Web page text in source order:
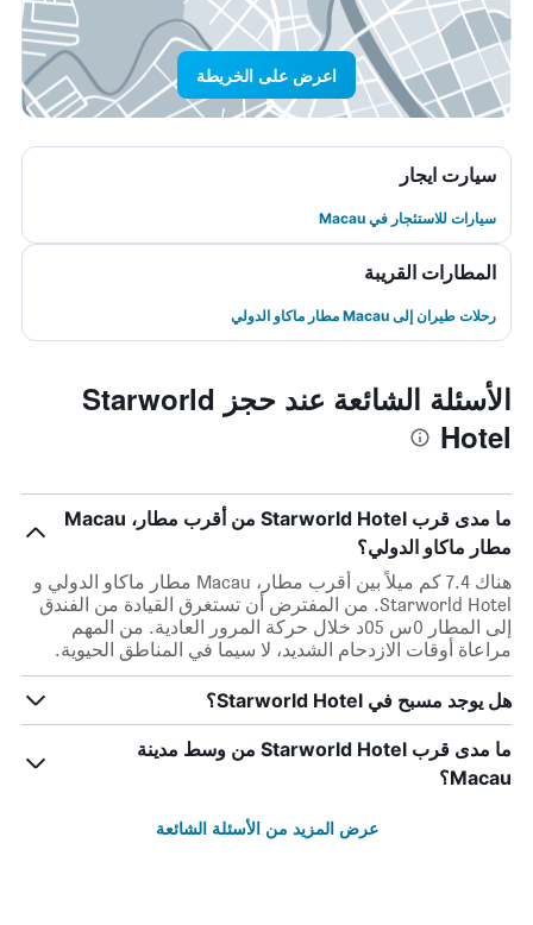
اعرض على الخريطة
سيارت ايجار
سيارات للاستئجار في Macau
المطارات القريبة
رحلات طيران إلى Macau مطار ماكاو الدولي
الأسئلة الشائعة عند حجز Starworld
Hotel
ما مدى قرب Starworld Hotel من أقرب مطار، Macau
مطار ماكاو الدولي؟
هناك 7.4 كم ميلاً بين أقرب مطار، Macau مطار ماكاو الدولي و
Starworld Hotel. من المفترض أن تستغرق القيادة من الفندق
إلى المطار 0س 05د خلال حركة المرور العادية. من المهم
مراعاة أوقات الازدحام الشديد، لا سيما في المناطق الحيوية.
هل يوجد مسبح في Starworld Hotel؟
ما مدى قرب Starworld Hotel من وسط مدينة
Macau؟
عرض المزيد من الأسئلة الشائعة